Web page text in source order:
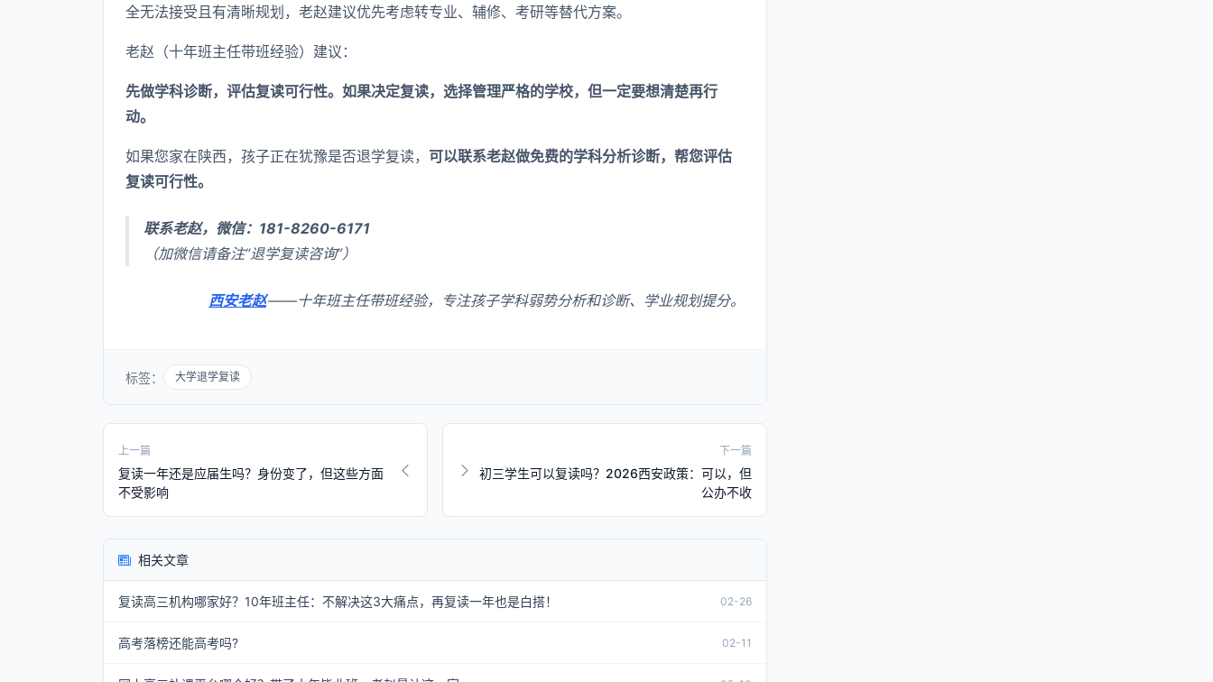
全无法接受且有清晰规划，老赵建议优先考虑转专业、辅修、考研等替代方案。
老赵（十年班主任带班经验）建议：
先做学科诊断，评估复读可行性。如果决定复读，选择管理严格的学校，但一定要想清楚再行
动。
如果您家在陕西，孩子正在犹豫是否退学复读， 可以联系老赵做免费的学科分析诊断，帮您评估
复读可行性。
联系老赵，微信：181-8260-6171
（加微信请备注“退学复读咨询”）
西安老赵——十年班主任带班经验，专注孩子学科弱势分析和诊断、学业规划提分。
标签： 大学退学复读
上一篇
复读一年还是应届生吗？身份变了，但这些方面
不受影响
下一篇
初三学生可以复读吗？2026西安政策：可以，但
公办不收
相关文章
复读高三机构哪家好？10年班主任：不解决这3大痛点，再复读一年也是白搭！ 02-26
高考落榜还能高考吗? 02-11